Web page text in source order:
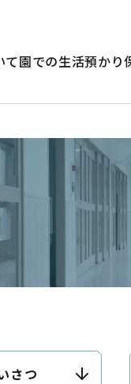
て園での生活預かり
さつ